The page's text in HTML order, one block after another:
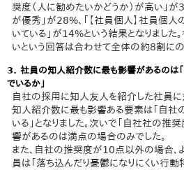
奨度（人に勧めたいかどうか）が高い」が
が優秀」が28%、「【社員個人】社員個
いている」が14%という結果となりました
いという回答は合わせて全体の約8割にの
3. 社員の知人紹介数に最も影響があるのは
でいるか」
自社の採用に知人友人を紹介した社員に
知人紹介数に最も影響ある要素は「自
いる」となりました。次いで「自社社の推
響があるのは満点の場合のみでした。
また、自社の推奨度が10点以外の場合、
員は「落ち込んだり憂鬱になりにくい行動